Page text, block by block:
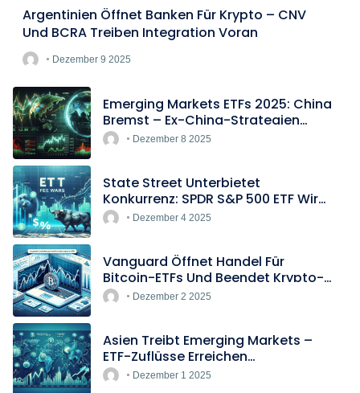
Argentinien Öffnet Banken Für Krypto – CNV
Und BCRA Treiben Integration Voran
Dezember 9 2025
Emerging Markets ETFs 2025: China
Bremst – Ex-China-Strategien
BoomenDezember 8 2025
State Street Unterbietet
Konkurrenz: SPDR S&P 500 ETF Wird
Europas Günstigster Indextracker
Dezember 4 2025
Vanguard Öffnet Handel Für
Bitcoin-ETFs Und Beendet Krypto-
BlockadeDezember 2 2025
Asien Treibt Emerging Markets –
ETF-Zuflüsse Erreichen
Rekordtempo
Dezember 1 2025